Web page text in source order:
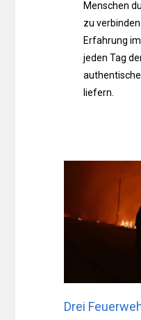
Menschen
zu
Erfahrung
jeden Tag
liefern.
Drei